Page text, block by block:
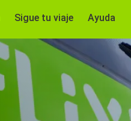
Sigue tu viaje Ayuda